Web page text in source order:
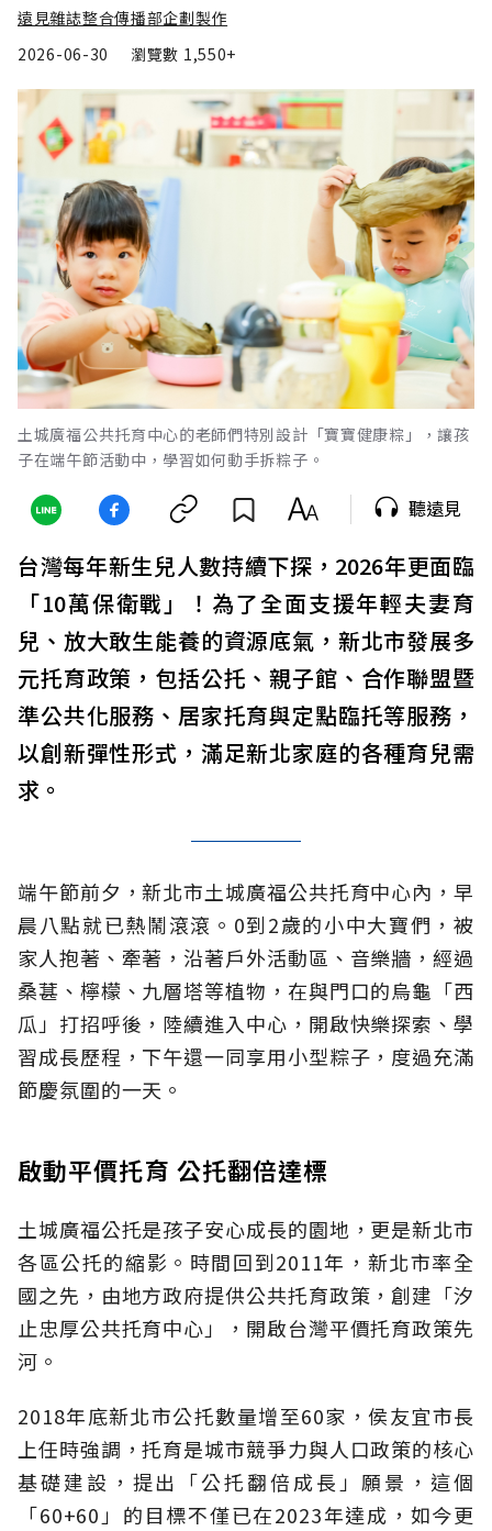
遠見雜誌整合傳播部企劃製作
2026-06-30
瀏覽數 1,550+
土城廣福公共托育中心的老師們特別設計「寶寶健康粽」，讓孩
子在端午節活動中，學習如何動手拆粽子。
聽遠見
台灣每年新生兒人數持續下探，2026年更面臨
「10萬保衛戰」！為了全面支援年輕夫妻育
兒、放大敢生能養的資源底氣，新北市發展多
元托育政策，包括公托、親子館、合作聯盟暨
準公共化服務、居家托育與定點臨托等服務，
以創新彈性形式，滿足新北家庭的各種育兒需
求。
端午節前夕，新北市土城廣福公共托育中心內，早
晨八點就已熱鬧滾滾。0到2歲的小中大寶們，被
家人抱著、牽著，沿著戶外活動區、音樂牆，經過
桑葚、檸檬、九層塔等植物，在與門口的烏龜「西
瓜」打招呼後，陸續進入中心，開啟快樂探索、學
習成長歷程，下午還一同享用小型粽子，度過充滿
節慶氛圍的一天。
啟動平價托育 公托翻倍達標
土城廣福公托是孩子安心成長的園地，更是新北市
各區公托的縮影。時間回到2011年，新北市率全
國之先，由地方政府提供公共托育政策，創建「汐
止忠厚公共托育中心」，開啟台灣平價托育政策先
河。
2018年底新北市公托數量增至60家，侯友宜市長
上任時強調，托育是城市競爭力與人口政策的核心
基礎建設，提出「公托翻倍成長」願景，這個
「60+60」的目標不僅已在2023年達成，如今更